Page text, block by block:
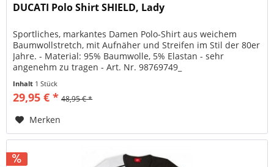
DUCATI Polo Shirt SHIELD, Lady
Sportliches, markantes Damen Polo-Shirt aus weichem
Baumwollstretch, mit Aufnäher und Streifen im Stil der 80er
Jahre. - Material: 95% Baumwolle, 5% Elastan - sehr
angenehm zu tragen - Art. Nr. 98769749_
Inhalt 1 Stück
29,95 € * 48,95 € *
Merken